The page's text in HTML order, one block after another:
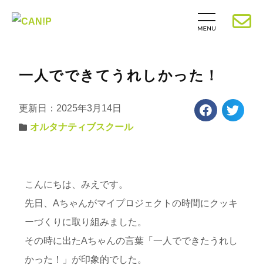
一人でできてうれしかった！
更新日：2025年3月14日
オルタナティブスクール
こんにちは、みえです。
先日、Aちゃんがマイプロジェクトの時間にクッキ
ーづくりに取り組みました。
その時に出たAちゃんの言葉「一人でできたうれし
かった！」が印象的でした。